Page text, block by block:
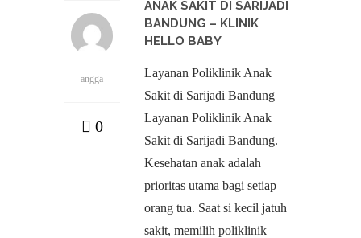
angga
0
ANAK SAKIT DI SARIJADI
BANDUNG – KLINIK
HELLO BABY
Layanan Poliklinik Anak
Sakit di Sarijadi Bandung
Layanan Poliklinik Anak
Sakit di Sarijadi Bandung.
Kesehatan anak adalah
prioritas utama bagi setiap
orang tua. Saat si kecil jatuh
sakit, memilih poliklinik